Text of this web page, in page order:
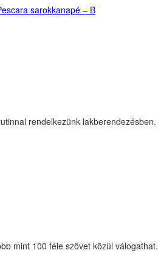
rendelkezünk lakberendezésben.
mint 100 féle szövet közül válogathat.